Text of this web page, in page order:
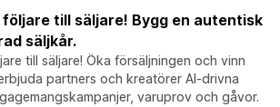
följare till säljare! Bygg en autentisk
säljkår.
till säljare! Öka försäljningen och vinn
partners och kreatörer AI-drivna
varuprov och gåvor.